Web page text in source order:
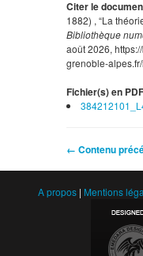
Citer le
1882) , “La
Bibliothèque
août 2026,
grenoble-
Fichier(s) en
← Contenu
A propos | Mentions